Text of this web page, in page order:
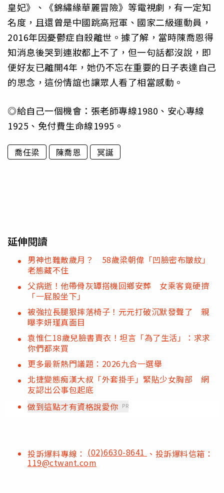
皇妃》、《錦繡緣華麗冒險》等電視劇，有一定知
名度，且還曾是中國跳高冠軍、國家二級運動員，
2016年因憂鬱症自殺離世。據了解，當時陳喬恩得
知消息後哭到連妝都上不了，但一句話都沒說，即
便好友已離開4年，她仍不忘在重要的日子表達自己
的思念，這份情誼也讓眾人看了相當感動。
◎給自己一個機會：張老師專線1980、安心專線
1925、免付費生命線1995。
喬任梁 陳喬恩 冥誕
延伸閱讀
男神也難敵歲月？ 58歲梁朝偉「凹臉密布皺紋」
老態藏不住
父病逝！他帶骨灰罈搭機回鄉安葬 女乘客竟硬擠
「一屁股坐下」
被強拉長腿狠摔落椅子！元元打破沉默發聲了 親
曝李妍瑾真面目
袁惟仁18歲兒臉書賣衣！坦言「為了生活」：求求
你們都來買
更多最新熱門議題：2026九合一選舉
北捷變態痴漢大叔「外套掛手」緊貼少女胸部 網
友認出公事包起底
做到這點才有資格說愛你 PR
投訴爆料專線： (02)6630-8641 、投訴爆料信箱：
119@ctwant.com